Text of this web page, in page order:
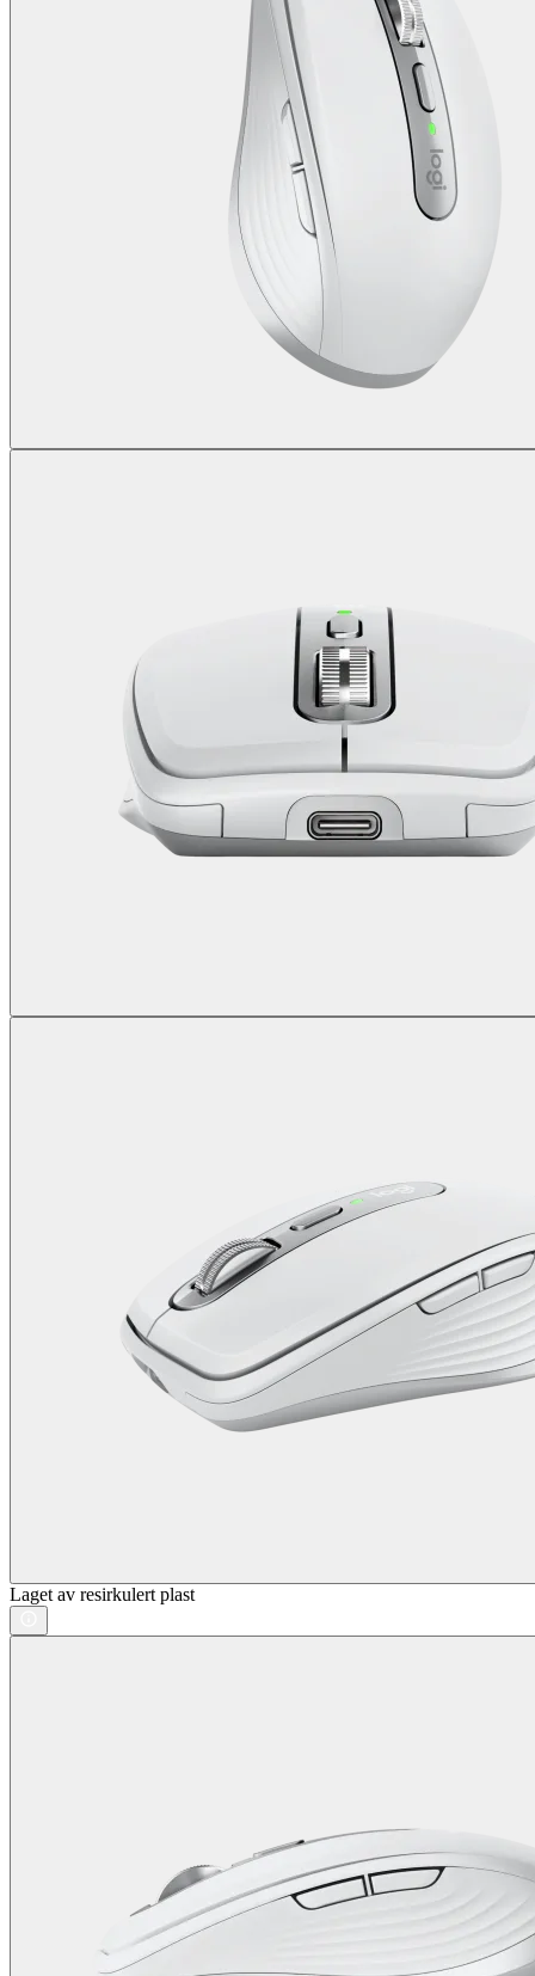
Laget av resirkulert plast